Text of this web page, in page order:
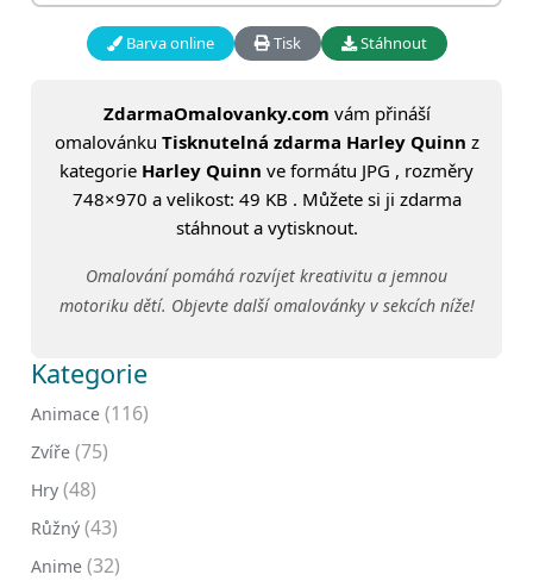
Barva online Tisk Stáhnout
ZdarmaOmalovanky.com vám přináší
omalovánku Tisknutelná zdarma Harley Quinn z
kategorie Harley Quinn ve formátu JPG , rozměry
748×970 a velikost: 49 KB . Můžete si ji zdarma
stáhnout a vytisknout.
Omalování pomáhá rozvíjet kreativitu a jemnou
motoriku dětí. Objevte další omalovánky v sekcích níže!
Kategorie
Animace (116)
Zvíře (75)
Hry (48)
Růžný (43)
Anime (32)